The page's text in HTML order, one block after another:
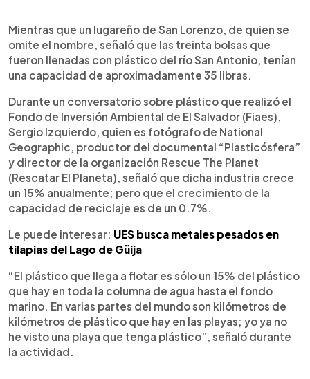
Mientras que un lugareño de San Lorenzo, de quien se
omite el nombre, señaló que las treinta bolsas que
fueron llenadas con plástico del río San Antonio, tenían
una capacidad de aproximadamente 35 libras.
Durante un conversatorio sobre plástico que realizó el
Fondo de Inversión Ambiental de El Salvador (Fiaes),
Sergio Izquierdo, quien es fotógrafo de National
Geographic, productor del documental “Plasticósfera”
y director de la organización Rescue The Planet
(Rescatar El Planeta), señaló que dicha industria crece
un 15% anualmente; pero que el crecimiento de la
capacidad de reciclaje es de un 0.7%.
Le puede interesar: UES busca metales pesados en
tilapias del Lago de Güija
“El plástico que llega a flotar es sólo un 15% del plástico
que hay en toda la columna de agua hasta el fondo
marino. En varias partes del mundo son kilómetros de
kilómetros de plástico que hay en las playas; yo ya no
he visto una playa que tenga plástico”, señaló durante
la actividad.